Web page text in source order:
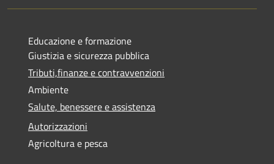
Educazione e formazione
Giustizia e sicurezza pubblica
Tributi,finanze e contravvenzioni
Ambiente
Salute, benessere e assistenza
Autorizzazioni
Agricoltura e pesca